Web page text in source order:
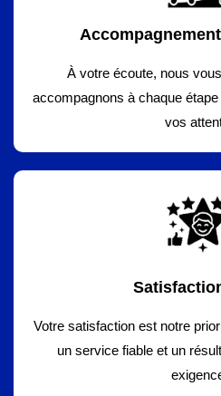
À votre écoute, nous
accompagnons à chaque
vos
Votre satisfaction est notre
un service fiable et un